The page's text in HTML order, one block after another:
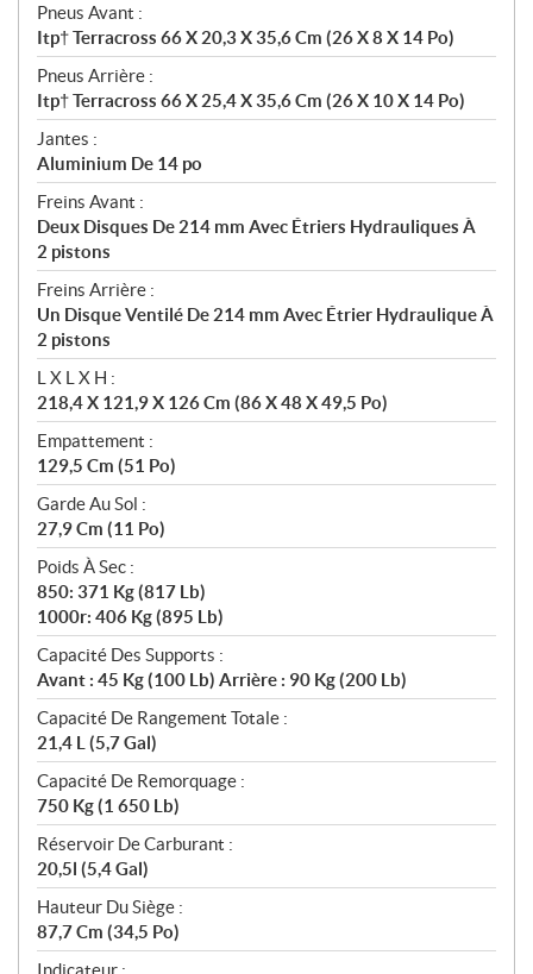
Pneus Avant :
Itp† Terracross 66 X 20,3 X 35,6 Cm (26 X 8 X 14 Po)
Pneus Arrière :
Itp† Terracross 66 X 25,4 X 35,6 Cm (26 X 10 X 14 Po)
Jantes :
Aluminium De 14 po
Freins Avant :
Deux Disques De 214 mm Avec Étriers Hydrauliques À
2 pistons
Freins Arrière :
Un Disque Ventilé De 214 mm Avec Étrier Hydraulique À
2 pistons
L X L X H :
218,4 X 121,9 X 126 Cm (86 X 48 X 49,5 Po)
Empattement :
129,5 Cm (51 Po)
Garde Au Sol :
27,9 Cm (11 Po)
Poids À Sec :
850: 371 Kg (817 Lb)
1000r: 406 Kg (895 Lb)
Capacité Des Supports :
Avant : 45 Kg (100 Lb) Arrière : 90 Kg (200 Lb)
Capacité De Rangement Totale :
21,4 L (5,7 Gal)
Capacité De Remorquage :
750 Kg (1 650 Lb)
Réservoir De Carburant :
20,5l (5,4 Gal)
Hauteur Du Siège :
87,7 Cm (34,5 Po)
Indicateur :